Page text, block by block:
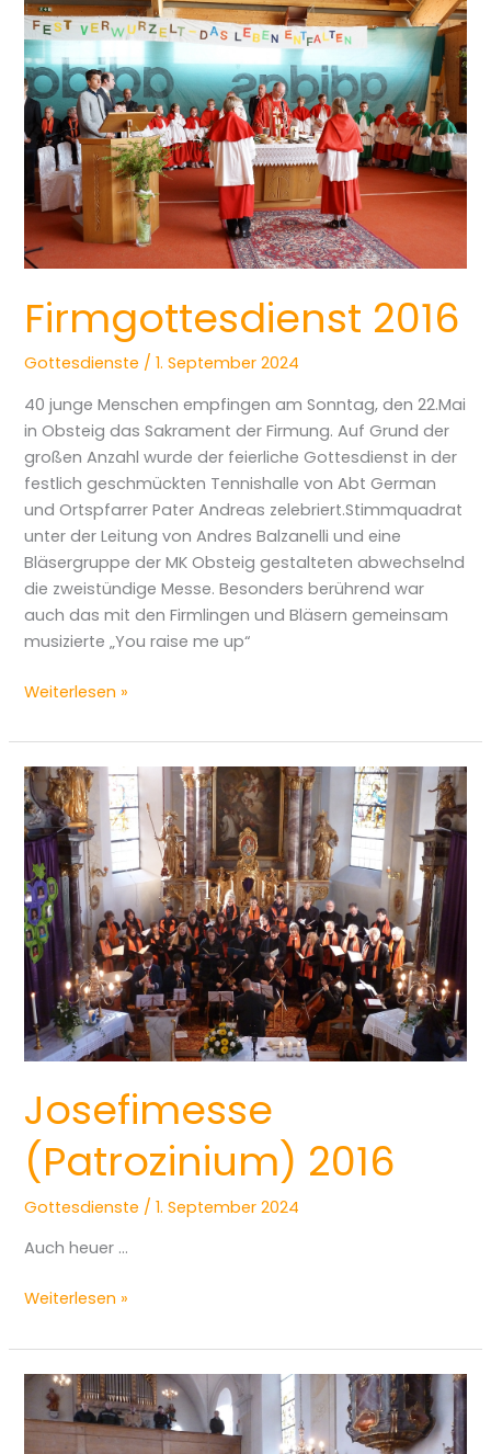
Firmgottesdienst 2016
Gottesdienste /1. September 2024
40 junge Menschen empfingen am Sonntag, den 22.Mai
in Obsteig das Sakrament der Firmung. Auf Grund der
großen Anzahl wurde der feierliche Gottesdienst in der
festlich geschmückten Tennishalle von Abt German
und Ortspfarrer Pater Andreas zelebriert.Stimmquadrat
unter der Leitung von Andres Balzanelli und eine
Bläsergruppe der MK Obsteig gestalteten abwechselnd
die zweistündige Messe. Besonders berührend war
auch das mit den Firmlingen und Bläsern gemeinsam
musizierte „You raise me up“
2016
Weiterlesen »
Josefimesse
(Patrozinium) 2016
Gottesdienste /1. September 2024
Auch heuer …
Josefimesse
(Patrozinium)
2016
Weiterlesen »
Dreikönigsmesse
2016